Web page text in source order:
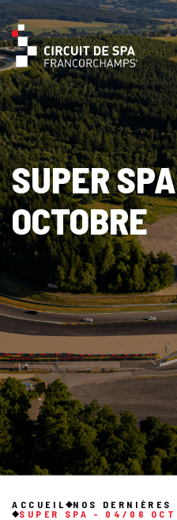
SUPER
OCTOBRE
ACCUEIL
NOS
SUPER SPA - 04/06